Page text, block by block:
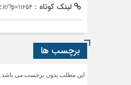
لینک کوتاه : ?p=11654
برچسب ها
این مطلب بدون برچسب می باشد.